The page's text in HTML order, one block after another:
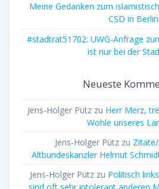
Meine Gedanken zum
CSD in Berlin
#stadtrat51702: UWG-Anfrage
ist nur bei der
Neueste
Jens-Holger Pützzu Herr Merz,
Wohle unseres
Jens-Holger Pützzu
Altbundeskanzler Helmut
Jens-Holger Pütz zu Politisch